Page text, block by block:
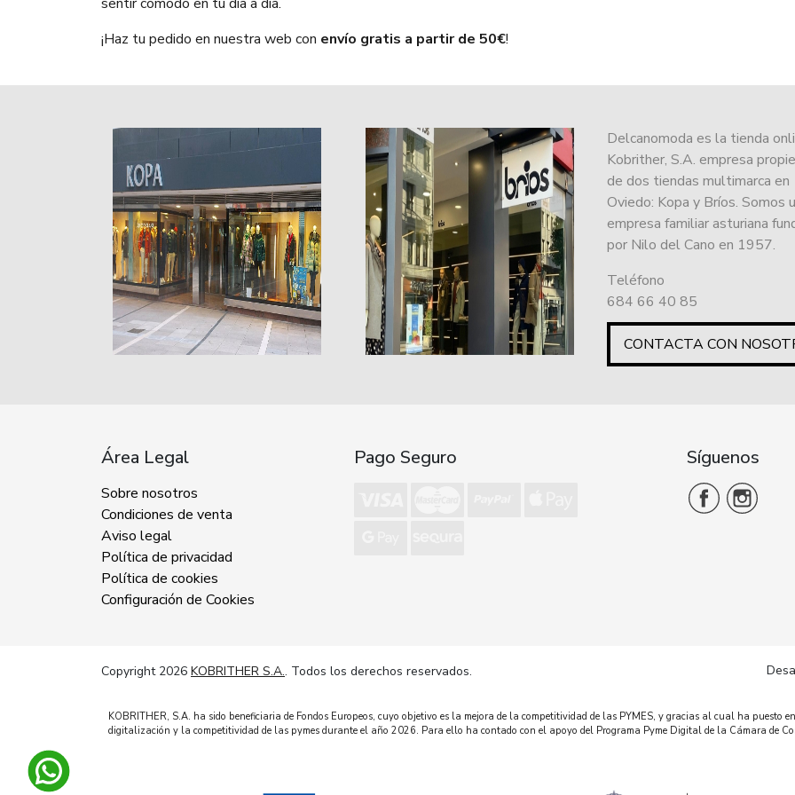
¡Haz tu pedido en nuestra web con envío gratis a partir de 50€!
Delcanomoda es la tienda
Kobrither, S.A. empresa
de dos tiendas multimarca en
Oviedo: Kopa y Bríos. Somos
empresa familiar asturiana
por Nilo del Cano en 1957.
Teléfono
684 66 40 85
CONTACTA CON
Área Legal
Sobre nosotros
Condiciones de venta
Aviso legal
Política de privacidad
Política de cookies
Configuración de Cookies
Pago Seguro Síguenos
Copyright 2026 KOBRITHER S.A.. Todos los derechos reservados.
KOBRITHER, S.A. ha sido beneficiaria de Fondos Europeos, cuyo objetivo es la mejora de la competitividad de las PYMES, y gracias al cual ha puesto
digitalización y la competitividad de las pymes durante el año 2026. Para ello ha contado con el apoyo del Programa Pyme Digital de la Cámara de